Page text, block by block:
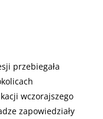
przebiegała
wczorajszego
zapowiedziały